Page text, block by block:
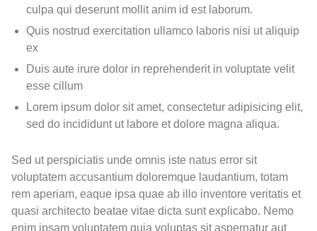
culpa qui deserunt mollit anim id est laborum.
Quis nostrud exercitation ullamco laboris nisi ut aliquip
ex
Duis aute irure dolor in reprehenderit in voluptate velit
esse cillum
Lorem ipsum dolor sit amet, consectetur adipisicing elit,
sed do incididunt ut labore et dolore magna aliqua.
Sed ut perspiciatis unde omnis iste natus error sit
voluptatem accusantium doloremque laudantium, totam
rem aperiam, eaque ipsa quae ab illo inventore veritatis et
quasi architecto beatae vitae dicta sunt explicabo. Nemo
enim ipsam voluptatem quia voluptas sit aspernatur aut